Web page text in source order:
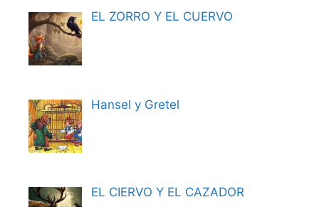
EL ZORRO Y EL CUERVO
Hansel y Gretel
EL CIERVO Y EL CAZADOR